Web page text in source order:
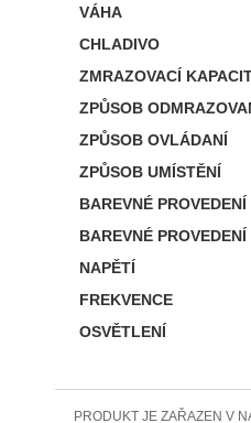
VÁHA
CHLADIVO
ZMRAZOVACÍ
ZPŮSOB
ZPŮSOB OVLÁDANÍ
ZPŮSOB UMÍSTĚNÍ
BAREVNÉ PROVEDENÍ
BAREVNÉ
NAPĚTÍ
FREKVENCE
OSVĚTLENÍ
PRODUKT JE ZAŘAZEN V